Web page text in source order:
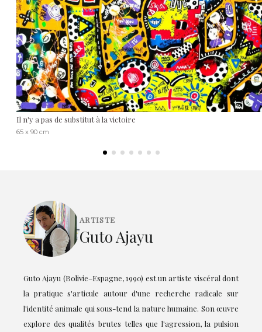
Il n'y a pas de substitut à la victoire
65 x 90 cm
ARTISTE
Guto Ajayu
Guto Ajayu (Bolivie–Espagne, 1990) est un artiste viscéral dont
la pratique s'articule autour d'une recherche radicale sur
l'identité animale qui sous-tend la nature humaine. Son œuvre
explore des qualités brutes telles que l'agression, la pulsion